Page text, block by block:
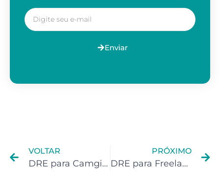
Enviar
VOLTAR
DRE para Camgirls
PRÓXIMO
DRE para Freelancer da Upwork